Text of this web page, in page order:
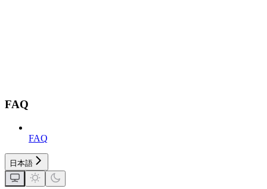
FAQ
FAQ
日本語